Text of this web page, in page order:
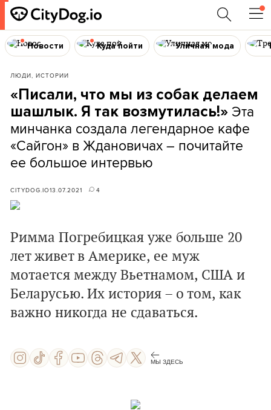
Новости Куда пойти Уличная мода
ЛЮДИ, ИСТОРИИ
«Писали, что мы из собак делаем
шашлык. Я так возмутилась!» Эта
минчанка создала легендарное кафе
«Сайгон» в Ждановичах – почитайте
ее большое интервью
CITYDOG.IO13.07.2021 4
Римма Погребицкая уже больше 20
лет живет в Америке, ее муж
мотается между Вьетнамом, США и
Беларусью. Их история – о том, как
важно никогда не сдаваться.
МЫ ЗДЕСЬ